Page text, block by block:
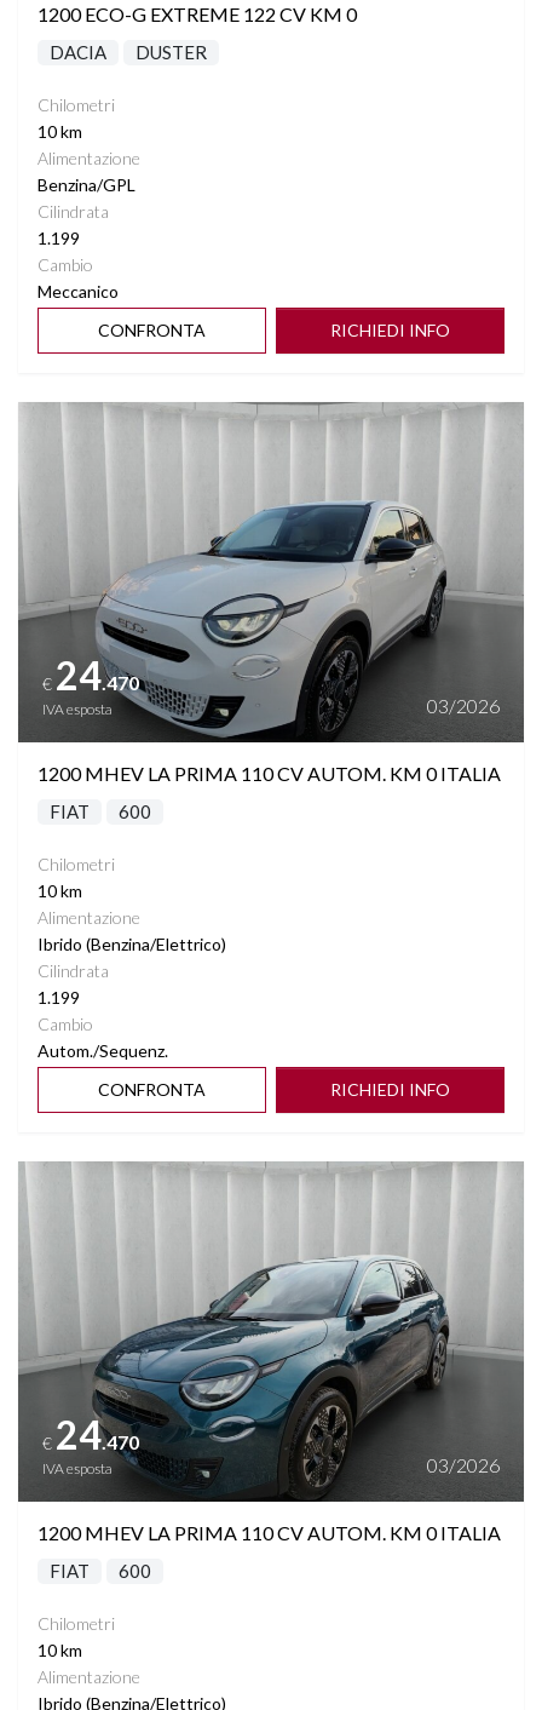
1200 ECO-G EXTREME 122 CV KM 0
DACIA DUSTER
Chilometri
10 km
Alimentazione
Benzina/GPL
Cilindrata
1.199
Cambio
Meccanico
CONFRONTA
RICHIEDI INFO
Vedi dettagli
€ 24.470
IVA esposta 03/2026
1200 MHEV LA PRIMA 110 CV AUTOM. KM 0 ITALIA
FIAT 600
Chilometri
10 km
Alimentazione
Ibrido (Benzina/Elettrico)
Cilindrata
1.199
Cambio
Autom./Sequenz.
CONFRONTA
RICHIEDI INFO
Vedi dettagli
€ 24.470
IVA esposta 03/2026
1200 MHEV LA PRIMA 110 CV AUTOM. KM 0 ITALIA
FIAT 600
Chilometri
10 km
Alimentazione
Ibrido (Benzina/Elettrico)